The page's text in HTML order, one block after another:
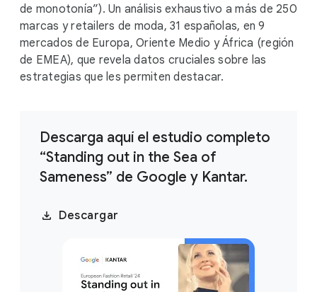
de monotonía”). Un análisis exhaustivo a más de 250
marcas y retailers de moda, 31 españolas, en 9
mercados de Europa, Oriente Medio y África (región
de EMEA), que revela datos cruciales sobre las
estrategias que les permiten destacar.
Descarga aquí el estudio completo
“Standing out in the Sea of
Sameness” de Google y Kantar.
Descargar